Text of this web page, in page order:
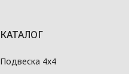
КАТАЛОГ
Подвеска 4x4